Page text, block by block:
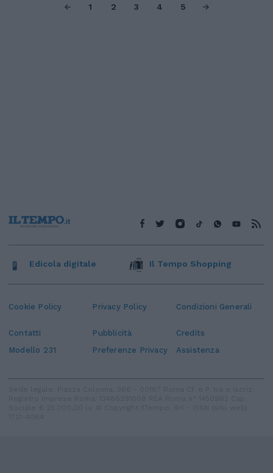
1 2 3 4 5
Cookie Policy Privacy Policy Condizioni Generali
Contatti Pubblicità
Credits
Modello 231
Preferenze Privacy Assistenza
Edicola digitale Il Tempo Shopping